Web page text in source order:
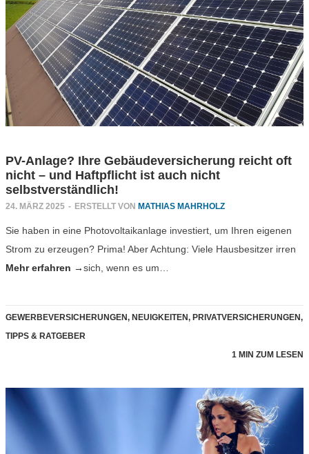
PV-Anlage? Ihre Gebäudeversicherung reicht oft
nicht – und Haftpflicht ist auch nicht
selbstverständlich!
24. MÄRZ 2025 - ERSTELLT VON MATHIAS MAHRHOLZ
Sie haben in eine Photovoltaikanlage investiert, um Ihren eigenen
Strom zu erzeugen? Prima! Aber Achtung: Viele Hausbesitzer irren
sich, wenn es um…
Mehr erfahren →
GEWERBEVERSICHERUNGEN, NEUIGKEITEN, PRIVATVERSICHERUNGEN,
TIPPS & RATGEBER
1 MIN ZUM LESEN